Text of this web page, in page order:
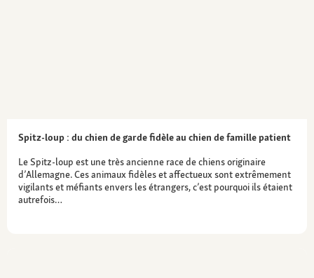
Spitz-loup : du chien de garde fidèle au chien de famille patient
Le Spitz-loup est une très ancienne race de chiens originaire
d’Allemagne. Ces animaux fidèles et affectueux sont extrêmement
vigilants et méfiants envers les étrangers, c’est pourquoi ils étaient
autrefois…